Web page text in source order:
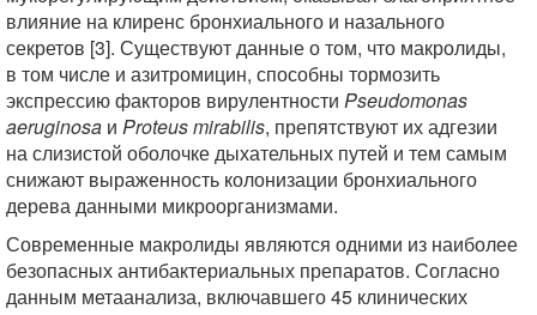
влияние на клиренс бронхиального и назального
секретов [3]. Существуют данные о том, что макролиды,
в том числе и азитромицин, способны тормозить
экспрессию факторов вирулентности Pseudomonas
aeruginosa и Proteus mirabilis, препятствуют их адгезии
на слизистой оболочке дыхательных путей и тем самым
снижают выраженность колонизации бронхиального
дерева данными микроорганизмами.
Современные макролиды являются одними из наиболее
безопасных антибактериальных препаратов. Согласно
данным метаанализа, включавшего 45 клинических